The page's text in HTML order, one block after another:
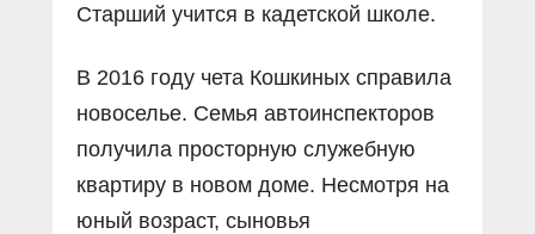
Старший учится в кадетской школе.
В 2016 году чета Кошкиных справила
новоселье. Семья автоинспекторов
получила просторную служебную
квартиру в новом доме. Несмотря на
юный возраст, сыновья